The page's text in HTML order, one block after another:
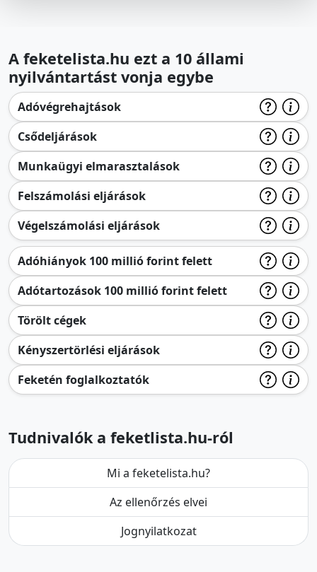
A feketelista.hu ezt a 10 állami
nyilvántartást vonja egybe
Adóvégrehajtások
Csődeljárások
Munkaügyi elmarasztalások
Felszámolási eljárások
Végelszámolási eljárások
Adóhiányok 100 millió forint felett
Adótartozások 100 millió forint felett
Törölt cégek
Kényszertörlési eljárások
Feketén foglalkoztatók
Tudnivalók a feketlista.hu-ról
Mi a feketelista.hu?
Az ellenőrzés elvei
Jognyilatkozat